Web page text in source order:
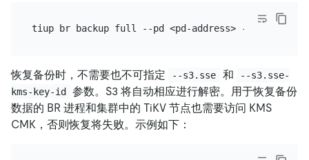
恢复备份时，不需要也不可指定 --s3.sse 和
--s3.sse-
kms-key-id
参数。S3 将自动相应进行解密。用于恢复备份
数据的 BR 进程和集群中的 TiKV 节点也需要访问 KMS
CMK，否则恢复将失败。示例如下：